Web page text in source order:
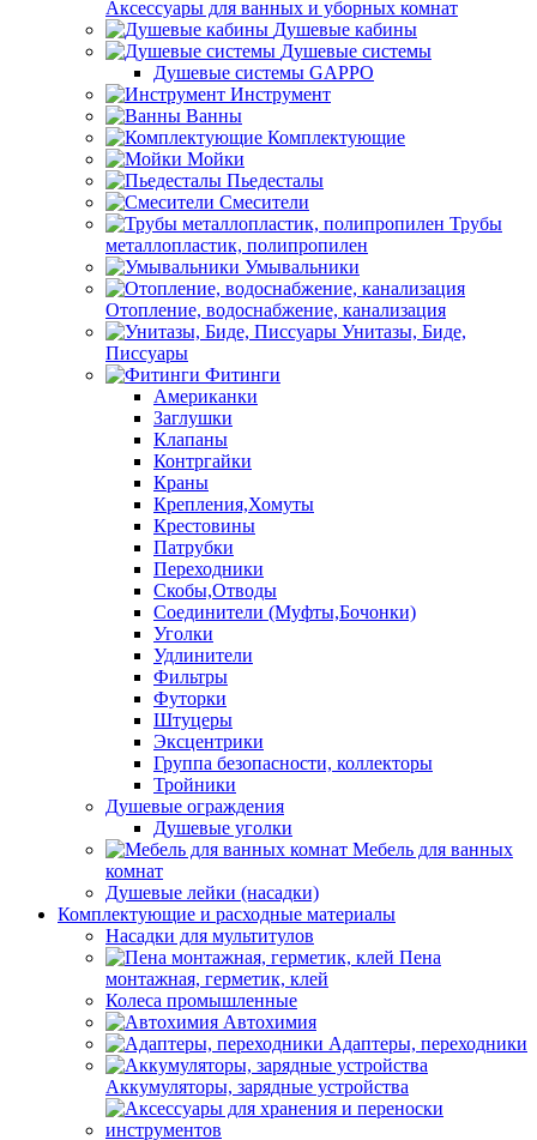
Аксессуары для ванных и уборных комнат
Душевые кабины
Душевые системы
Душевые системы GAPPO
Инструмент
Ванны
Комплектующие
Мойки
Пьедесталы
Смесители
Трубы
металлопластик, полипропилен
Умывальники
Отопление, водоснабжение, канализация
Унитазы, Биде,
Писсуары
Фитинги
Американки
Заглушки
Клапаны
Контргайки
Краны
Крепления,Хомуты
Крестовины
Патрубки
Переходники
Скобы,Отводы
Соединители (Муфты,Бочонки)
Уголки
Удлинители
Фильтры
Футорки
Штуцеры
Эксцентрики
Группа безопасности, коллекторы
Тройники
Душевые ограждения
Душевые уголки
Мебель для ванных
комнат
Душевые лейки (насадки)
Комплектующие и расходные материалы
Насадки для мультитулов
Пена
монтажная, герметик, клей
Колеса промышленные
Автохимия
Адаптеры, переходники
Аккумуляторы, зарядные устройства